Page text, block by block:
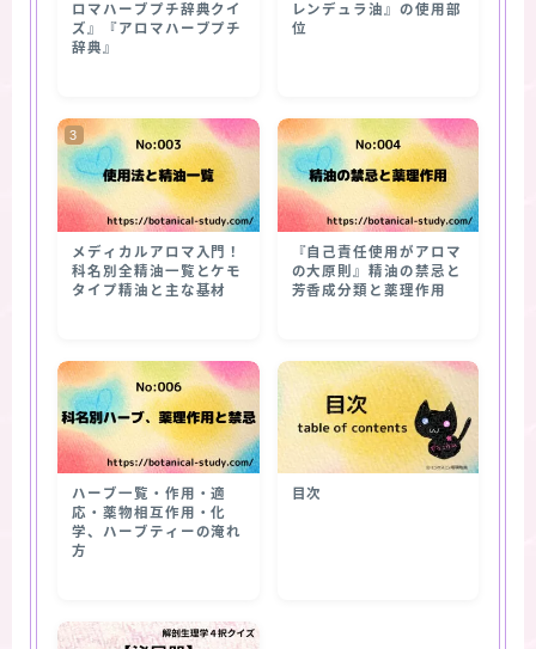
ロマハーブプチ辞典クイ
ズ』『アロマハーブプチ
辞典』
レンデュラ油』の使用部
位
メディカルアロマ入門！
科名別全精油一覧とケモ
タイプ精油と主な基材
『自己責任使用がアロマ
の大原則』精油の禁忌と
芳香成分類と薬理作用
ハーブ一覧・作用・適
応・薬物相互作用・化
学、ハーブティーの淹れ
方
目次